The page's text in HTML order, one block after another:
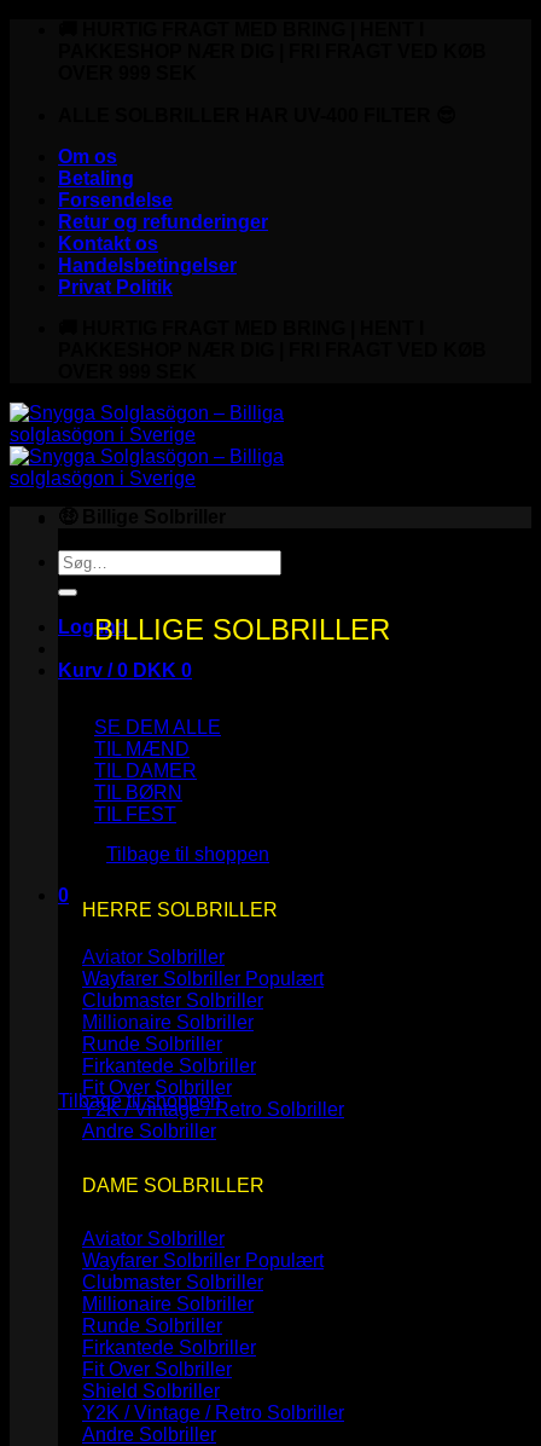
Om os
Betaling
Forsendelse
Retur og refunderinger
Kontakt os
Handelsbetingelser
Privat Politik
Søg
efter:
Log ind
Kurv /0 DKK 0
Ingen varer i kurven.
Tilbage til shoppen
0
Kurv
Ingen varer i kurven.
Tilbage til shoppen
BILLIGE SOLBRILLER
SE DEM ALLE
TIL MÆND
TIL DAMER
TIL BØRN
TIL FEST
HERRE SOLBRILLER
Aviator Solbriller
Wayfarer Solbriller
Clubmaster Solbriller
Millionaire Solbriller
Runde Solbriller
Firkantede Solbriller
Fit Over Solbriller
Y2K / Vintage / Retro Solbriller
Andre Solbriller
DAME SOLBRILLER
Aviator Solbriller
Wayfarer Solbriller
Clubmaster Solbriller
Millionaire Solbriller
Runde Solbriller
Firkantede Solbriller
Fit Over Solbriller
Shield Solbriller
Y2K / Vintage / Retro Solbriller
Andre Solbriller